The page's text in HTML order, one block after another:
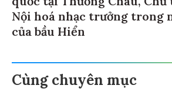
Nội hoá nhạc trưởng trong
của bầu Hiển
Cùng chuyên mục